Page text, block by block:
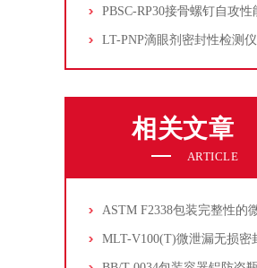
LT-PNP滴眼剂密封性检测仪
相关文章
ARTICLE